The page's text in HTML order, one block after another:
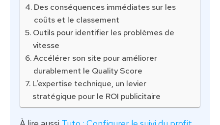
Des conséquences immédiates sur les
coûts et le classement
Outils pour identifier les problèmes de
vitesse
Accélérer son site pour améliorer
durablement le Quality Score
L’expertise technique, un levier
stratégique pour le ROI publicitaire